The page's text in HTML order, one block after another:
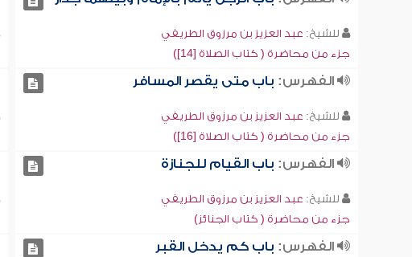
للشيخ: عبد العزيز بن مرزوق الطريفي
جزء من محاضرة ( كتاب الصلاة [14])
الفهرس: باب متى يقصر المسافر
للشيخ: عبد العزيز بن مرزوق الطريفي
جزء من محاضرة ( كتاب الصلاة [16])
الفهرس: باب القيام للجنازة
للشيخ: عبد العزيز بن مرزوق الطريفي
جزء من محاضرة ( كتاب الجنائز)
الفهرس: باب كم يدخل القبر